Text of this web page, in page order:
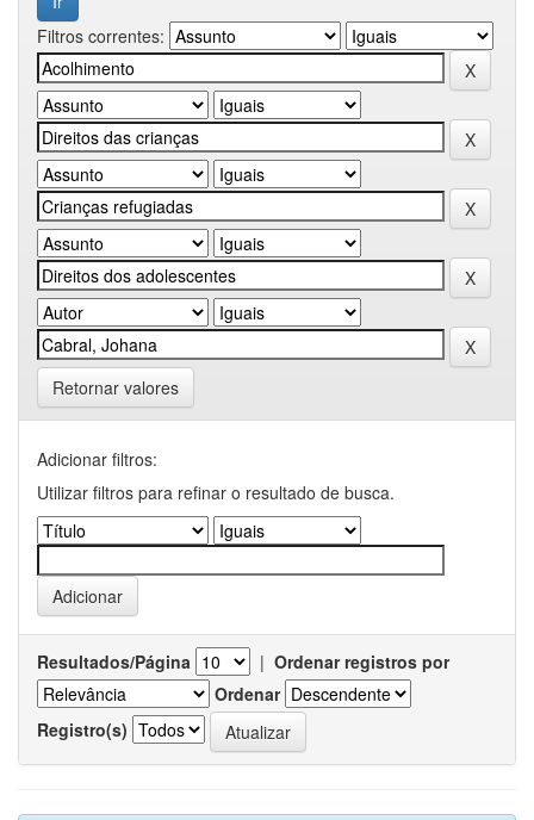
Filtros correntes:
Retornar valores
Adicionar filtros:
Utilizar filtros para refinar o resultado de busca.
Resultados/Página | Ordenar registros por
Ordenar
Registro(s)